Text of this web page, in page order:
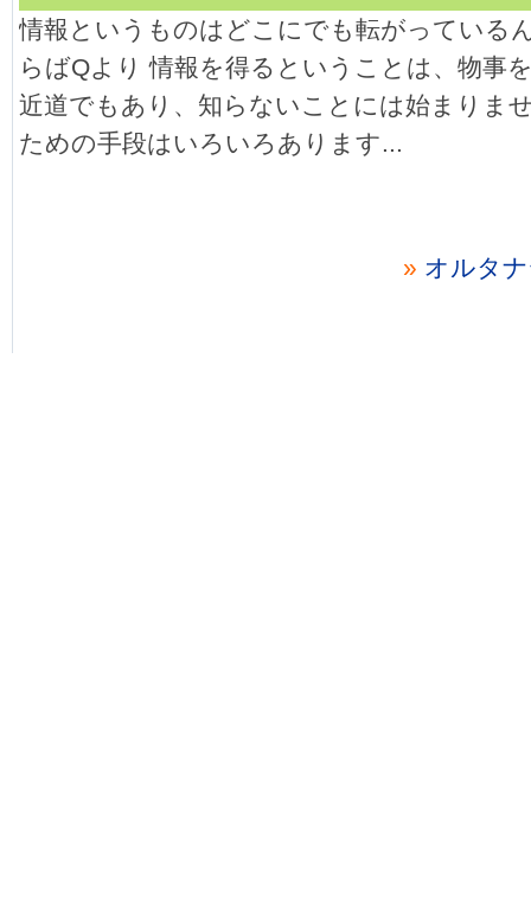
情報というものはどこにでも転がっている
らばQより 情報を得るということは、物事
近道でもあり、知らないことには始まりま
ための手段はいろいろあります...
» オルタ